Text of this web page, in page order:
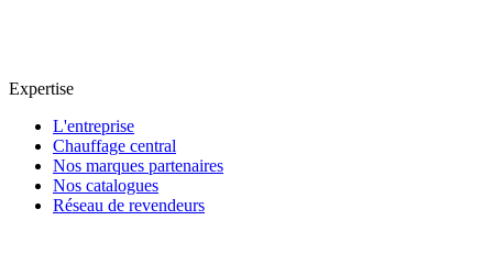
Expertise
L'entreprise
Chauffage central
Nos marques partenaires
Nos catalogues
Réseau de revendeurs